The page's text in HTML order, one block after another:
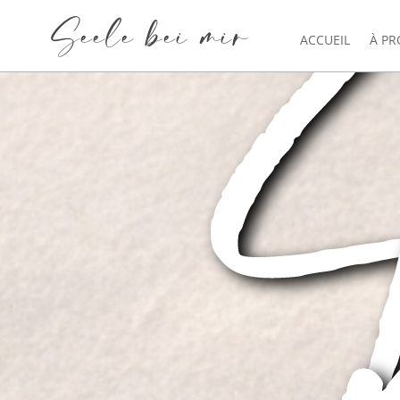
Seele bei mir ACCUEIL À